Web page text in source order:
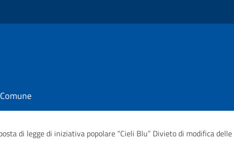
di legge di iniziativa popolare “Cieli Blu” Divieto di modifica